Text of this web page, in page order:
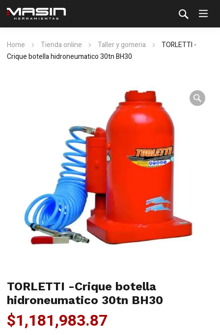
Home Tienda online Taller y gomeria
TORLETTI -
Crique botella hidroneumatico 30tn BH30
TORLETTI -Crique botella
hidroneumatico 30tn BH30
$1,181,983.87